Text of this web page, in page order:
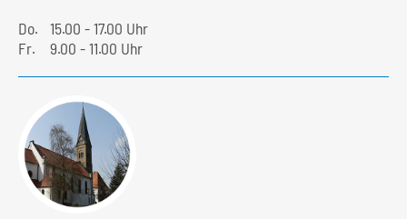
Do.
15.00 - 17.00 Uhr
Fr.
9.00 - 11.00 Uhr